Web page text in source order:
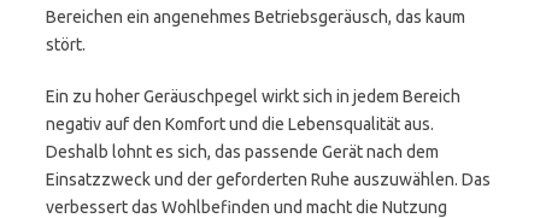
Bereichen ein angenehmes Betriebsgeräusch, das kaum
stört.
Ein zu hoher Geräuschpegel wirkt sich in jedem Bereich
negativ auf den Komfort und die Lebensqualität aus.
Deshalb lohnt es sich, das passende Gerät nach dem
Einsatzzweck und der geforderten Ruhe auszuwählen. Das
verbessert das Wohlbefinden und macht die Nutzung